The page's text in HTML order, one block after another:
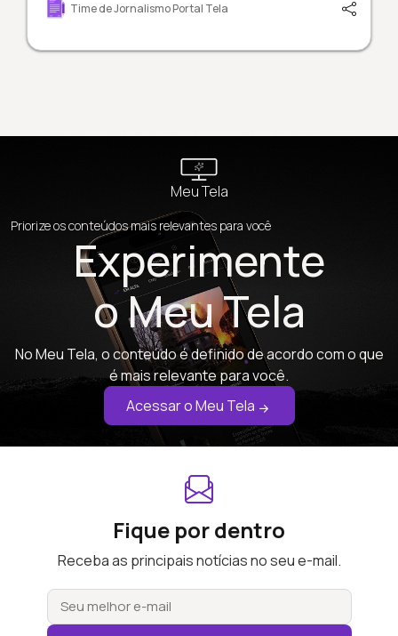
Time de Jornalismo Portal Tela
Meu Tela
Priorize os conteúdos mais relevantes para você
Experimente
o Meu Tela
No Meu Tela, o conteúdo é definido de acordo com o que
é mais relevante para você.
Acessar o Meu Tela
Fique por dentro
Receba as principais notícias no seu e-mail.